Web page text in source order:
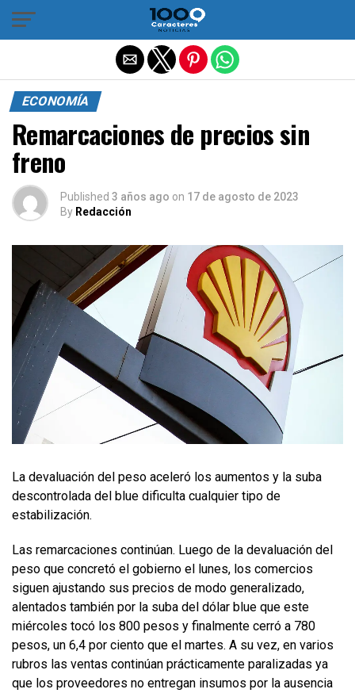
ECONOMÍA
Remarcaciones de precios sin
freno
Published 3 años ago on 17 de agosto de 2023
By Redacción
La devaluación del peso aceleró los aumentos y la suba
descontrolada del blue dificulta cualquier tipo de
estabilización.
Las remarcaciones continúan. Luego de la devaluación del
peso que concretó el gobierno el lunes, los comercios
siguen ajustando sus precios de modo generalizado,
alentados también por la suba del dólar blue que este
miércoles tocó los 800 pesos y finalmente cerró a 780
pesos, un 6,4 por ciento que el martes. A su vez, en varios
rubros las ventas continúan prácticamente paralizadas ya
que los proveedores no entregan insumos por la ausencia
Salir de la versión móvil